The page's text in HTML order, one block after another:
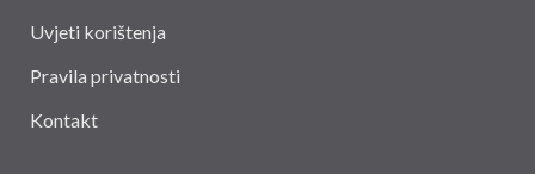
Uvjeti korištenja
Pravila privatnosti
Kontakt